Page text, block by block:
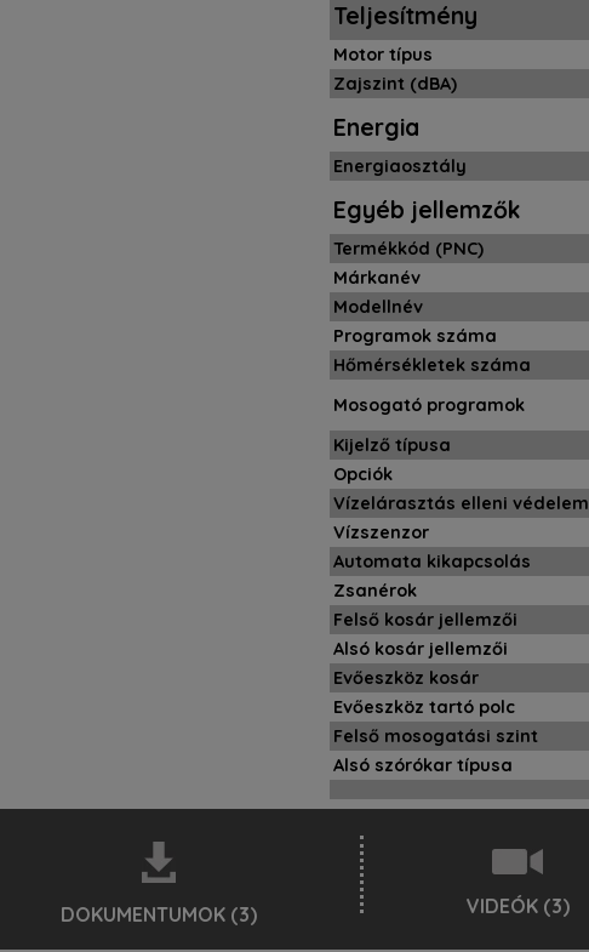
Teljesítmény
Motor típus
Zajszint (dBA)
Energia
Energiaosztály
Egyéb jellemzők
Termékkód (PNC)
Márkanév
Modellnév
Programok száma
Hőmérsékletek száma
Mosogató programok
Kijelző típusa
Opciók
Vízelárasztás elleni védelem
Vízszenzor
Automata kikapcsolás
Zsanérok
Felső kosár jellemzői
Alsó kosár jellemzői
Evőeszköz kosár
Evőeszköz tartó polc
Felső mosogatási szint
Alsó szórókar típusa
DOKUMENTUMOK (3) VIDEÓK (3)